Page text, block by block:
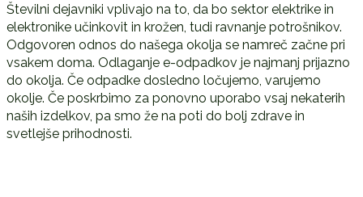
Številni dejavniki vplivajo na to, da bo sektor elektrike in
elektronike učinkovit in krožen, tudi ravnanje potrošnikov.
Odgovoren odnos do našega okolja se namreč začne pri
vsakem doma. Odlaganje e-odpadkov je najmanj prijazno
do okolja. Če odpadke dosledno ločujemo, varujemo
okolje. Če poskrbimo za ponovno uporabo vsaj nekaterih
naših izdelkov, pa smo že na poti do bolj zdrave in
svetlejše prihodnosti.